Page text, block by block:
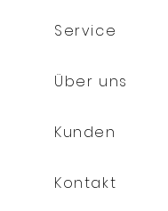
Service
Über uns
Kunden
Kontakt